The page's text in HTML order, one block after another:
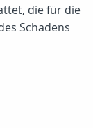
die für die
Schadens